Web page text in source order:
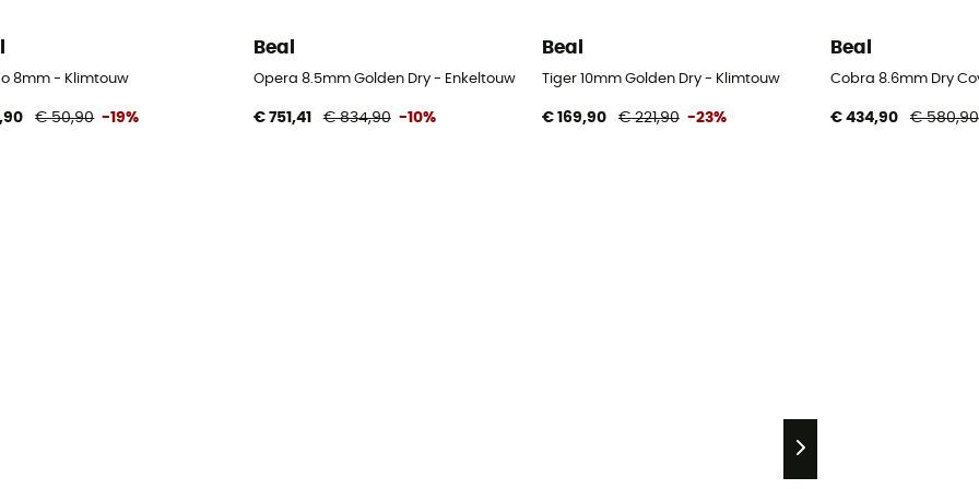
8mm - Klimtouw
€ 50,90 -19%
Beal
Opera 8.5mm Golden Dry - Enkeltouw
€ 751,41 € 834,90 -10%
Beal
Tiger 10mm Golden Dry - Klimtouw
€ 169,90 € 221,90 -23%
Beal
Cobra 8.6mm Dry
€ 434,90 € 580,90